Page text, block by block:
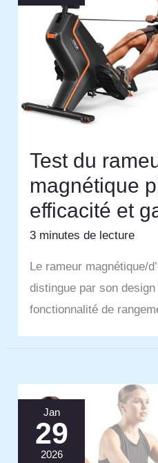
Test du
magnétique
efficacité et
3 minutes de lecture
Le rameur magnétique/
distingue par son
fonctionnalité de
Jan
29
2026